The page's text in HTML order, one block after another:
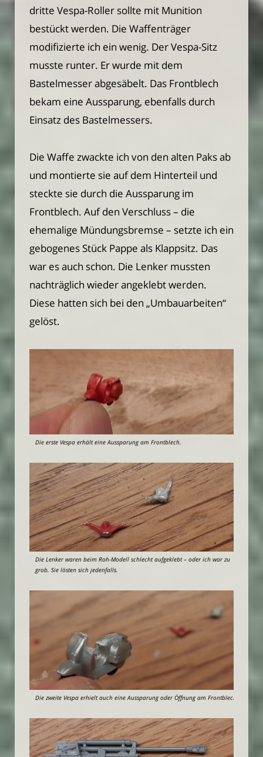
dritte Vespa-Roller sollte mit Munition
bestückt werden. Die Waffenträger
modifizierte ich ein wenig. Der Vespa-Sitz
musste runter. Er wurde mit dem
Bastelmesser abgesäbelt. Das Frontblech
bekam eine Aussparung, ebenfalls durch
Einsatz des Bastelmessers.
Die Waffe zwackte ich von den alten Paks ab
und montierte sie auf dem Hinterteil und
steckte sie durch die Aussparung im
Frontblech. Auf den Verschluss – die
ehemalige Mündungsbremse – setzte ich ein
gebogenes Stück Pappe als Klappsitz. Das
war es auch schon. Die Lenker mussten
nachträglich wieder angeklebt werden.
Diese hatten sich bei den „Umbauarbeiten“
gelöst.
Die erste Vespa erhält eine Aussparung am Frontblech.
Die Lenker waren beim Roh-Modell schlecht aufgeklebt – oder ich war zu
grob. Sie lösten sich jedenfalls.
Die zweite Vespa erhielt auch eine Aussparung oder Öffnung am Frontblech.